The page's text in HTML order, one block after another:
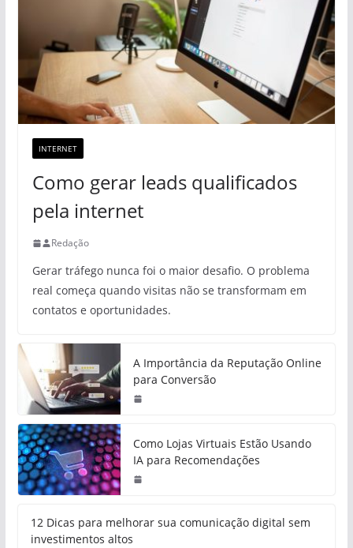
INTERNET
Como gerar leads qualificados
pela internet
Redação
Gerar tráfego nunca foi o maior desafio. O problema
real começa quando visitas não se transformam em
contatos e oportunidades.
A Importância da Reputação Online
para Conversão
Como Lojas Virtuais Estão Usando
IA para Recomendações
12 Dicas para melhorar sua comunicação digital sem
investimentos altos